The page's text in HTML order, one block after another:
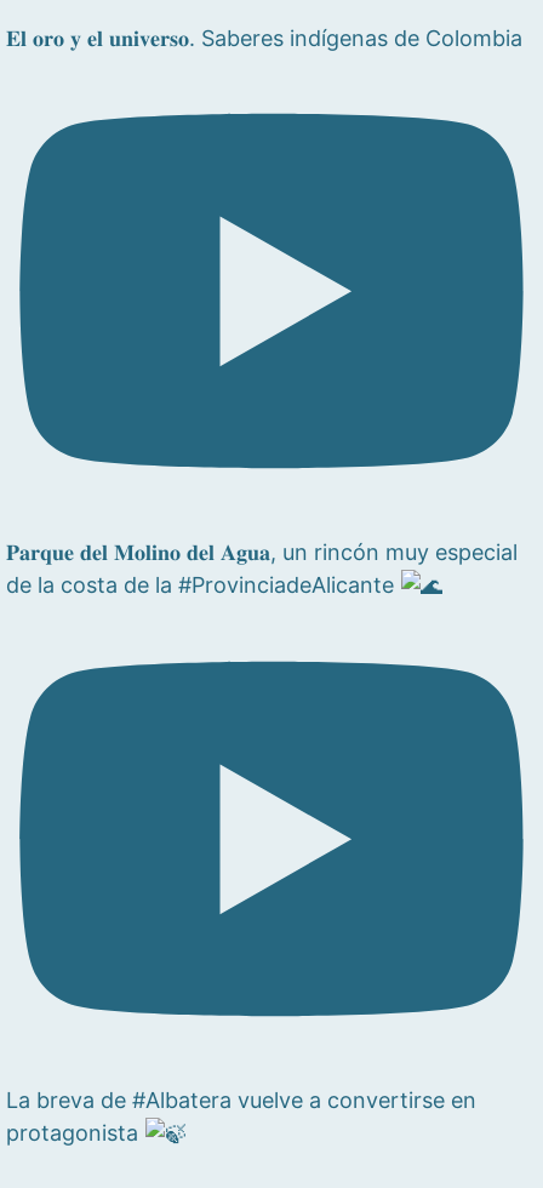
𝐄𝐥 𝐨𝐫𝐨 𝐲 𝐞𝐥 𝐮𝐧𝐢𝐯𝐞𝐫𝐬𝐨. Saberes indígenas de Colombia
𝐏𝐚𝐫𝐪𝐮𝐞 𝐝𝐞𝐥 𝐌𝐨𝐥𝐢𝐧𝐨 𝐝𝐞𝐥 𝐀𝐠𝐮𝐚, un rincón muy especial
de la costa de la #ProvinciadeAlicante
La breva de #Albatera vuelve a convertirse en
protagonista